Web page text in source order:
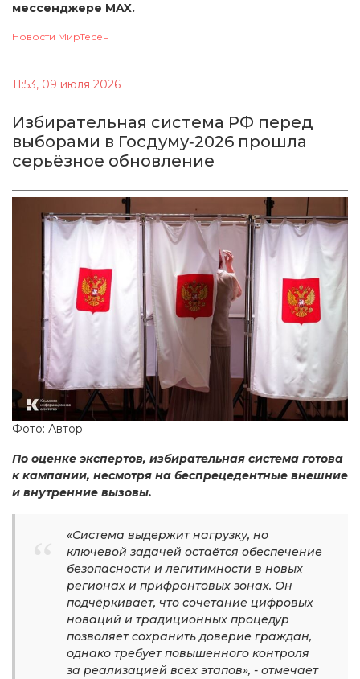
мессенджере MAX.
Новости МирТесен
11:53, 09 июля 2026
Избирательная система РФ перед
выборами в Госдуму‑2026 прошла
серьёзное обновление
Фото: Автор
По оценке экспертов, избирательная система готова
к кампании, несмотря на беспрецедентные внешние
и внутренние вызовы.
«Система выдержит нагрузку, но
ключевой задачей остаётся обеспечение
безопасности и легитимности в новых
регионах и прифронтовых зонах. Он
подчёркивает, что сочетание цифровых
новаций и традиционных процедур
позволяет сохранить доверие граждан,
однако требует повышенного контроля
за реализацией всех этапов», - отмечает